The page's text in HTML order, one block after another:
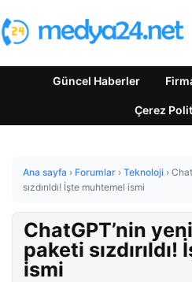
Güncel Haberler
Çerez
Ana sayfa › Forumlar › Teknoloji ›
sızdırıldı! İşte muhtemel ismi
ChatGPT’nin
paketi
ismi